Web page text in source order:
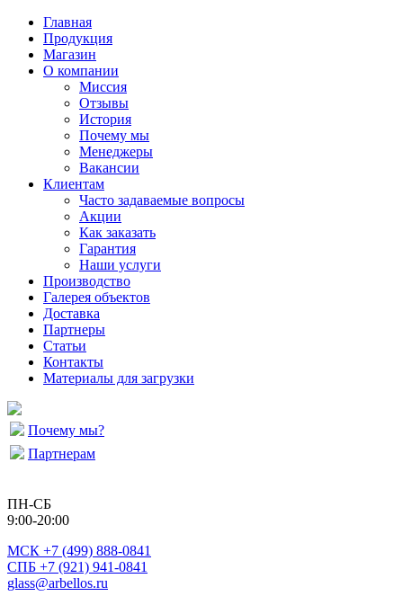
Главная
Продукция
Магазин
О компании
Миссия
Отзывы
История
Почему мы
Менеджеры
Вакансии
Клиентам
Часто задаваемые вопросы
Акции
Как заказать
Гарантия
Наши услуги
Производство
Галерея объектов
Доставка
Партнеры
Статьи
Контакты
Материалы для загрузки
Почему мы?
Партнерам
ПН-СБ
9:00-20:00
МСК +7 (499) 888-0841
СПБ +7 (921) 941-0841
glass@arbellos.ru